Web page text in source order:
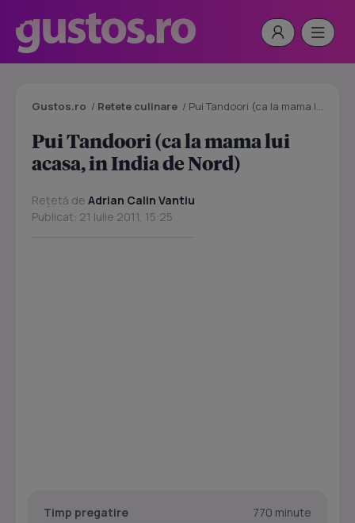
Gustos.ro / Retete culinare / Pui Tandoori (ca la mama lui acasa, in India de Nord)
Pui Tandoori (ca la mama lui
acasa, in India de Nord)
Rețetă de Adrian Calin Vantiu
Publicat: 21 Iulie 2011, 15:25
Timp pregatire
770 minute